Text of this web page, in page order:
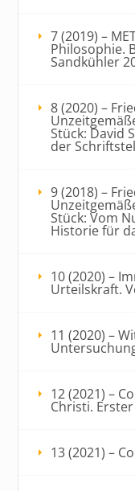
7 (2019) –
Philosophie.
Sandkühler
8 (2020) –
Stück: David
der
9 (2018) –
Stück: Vom
Historie für
10 (2020) –
Urteilskraft.
11 (2020) –
12 (2021) –
Christi.
13 (2021) –